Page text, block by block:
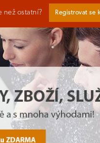
ostatní? Registrovat se